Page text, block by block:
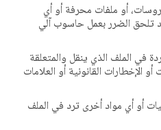
أو ملفات محرفة أو أي
تلحق الضرر بعمل حاسوب آلي
في الملف الذي ينقل والمتعلقة
الإخطارات القانونية أو العلامات
أو أي مواد أخرى ترد في الملف